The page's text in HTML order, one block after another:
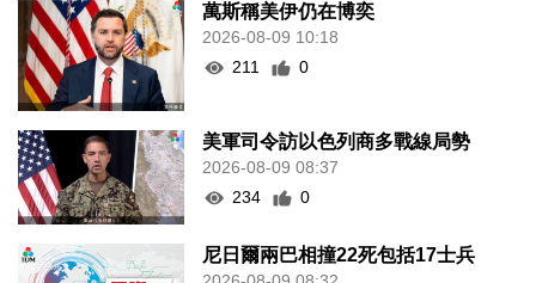
萬斯稱美伊仍在博奕
2026-08-09 10:18
211
0
美軍司令訪以色列商多戰線局勢
2026-08-09 08:37
234
0
尼日爾兩巴相撞22死包括17士兵